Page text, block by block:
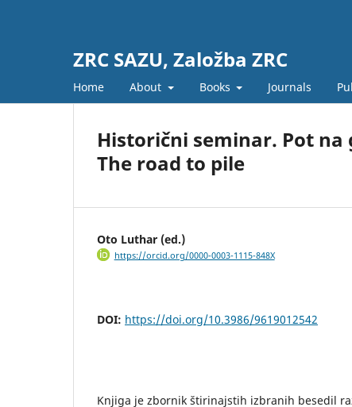
ZRC SAZU, Založba ZRC
Home About Books Journals
Historični seminar. Pot
The road to pile
Oto Luthar (ed.)
https://orcid.org/0000-0003-1115-848X
DOI: https://doi.org/10.3986/9619012542
Knjiga je zbornik štirinajstih izbranih besedil